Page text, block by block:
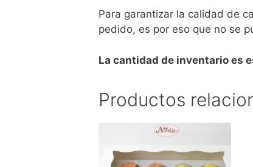
Para garantizar la calidad de
pedido, es por eso que no se
La cantidad de inventario es
Productos